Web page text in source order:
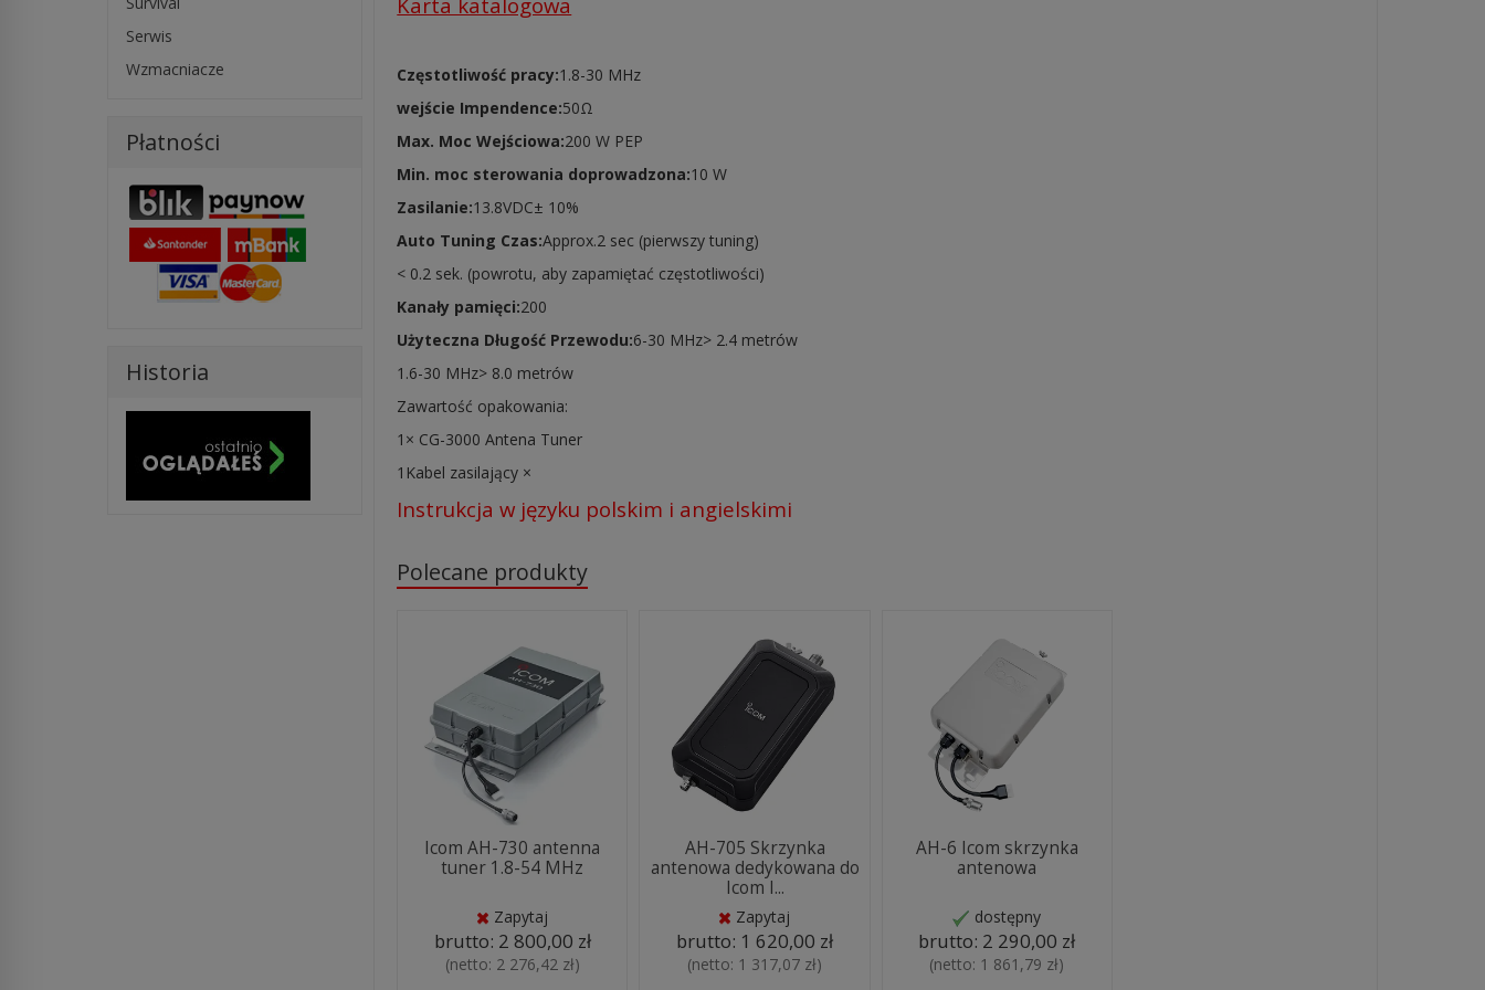
Częstotliwość pracy:1.8-30 MHz
wejście Impendence:50Ω
Max. Moc Wejściowa:200 W PEP
Min. moc sterowania doprowadzona:10 W
Zasilanie:13.8VDC± 10%
Auto Tuning Czas:Approx.2 sec (pierwszy tuning)
< 0.2 sek. (powrotu, aby zapamiętać częstotliwości)
Kanały pamięci:200
Użyteczna Długość Przewodu:6-30 MHz> 2.4 metrów
1.6-30 MHz> 8.0 metrów
Zawartość opakowania:
1× CG-3000 Antena Tuner
1Kabel zasilający ×
Instrukcja w języku polskim i angielskimi
Polecane produkty
Icom AH-730 antenna
tuner 1.8-54 MHz
Zapytaj
brutto: 2 800,00 zł
(netto: 2 276,42 zł)
AH-705 Skrzynka
antenowa dedykowana do
Icom I...
Zapytaj
brutto: 1 620,00 zł
(netto: 1 317,07 zł)
AH-6 Icom skrzynka
antenowa
dostępny
brutto: 2 290,00 zł
(netto: 1 861,79 zł)
Serwis
Wzmacniacze
Płatności
Historia